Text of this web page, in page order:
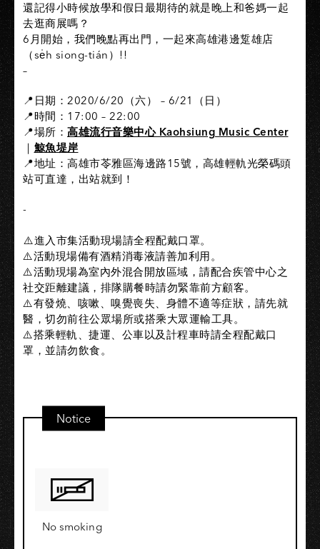
還記得小時候放學和假日最期待的就是晚上和爸媽一起
去逛商展嗎？
6月開始，我們晚點再出門，一起來高雄港邊踅雄店
（se̍h siong-tián）!!
–
📍日期：2020/6/20（六） – 6/21（日）
📍時間：17:00 – 22:00
📍場所： 高雄流行音樂中心 Kaohsiung Music Center
｜ 鯨魚堤岸
📍地址：高雄市苓雅區海邊路15號，高雄輕軌光榮碼頭
站可直達，出站就到！⁣⁣​
-⁣⁣​
⁣⁣⚠️進入市集活動現場請全程配戴口罩。​
⚠️活動現場備有酒精消毒液請善加利用。​
⚠️活動現場為室內外混合開放區域，請配合疾管中心之
社交距離建議，排隊購餐時請勿緊靠前方顧客。​
⚠️有發燒、咳嗽、嗅覺喪失、身體不適等症狀，請先就
醫，切勿前往公眾場所或搭乘大眾運輸工具。​
⚠️搭乘輕軌、捷運、公車以及計程車時請全程配戴口
罩，並請勿飲食。⁣⁣​
Notice
No smoking